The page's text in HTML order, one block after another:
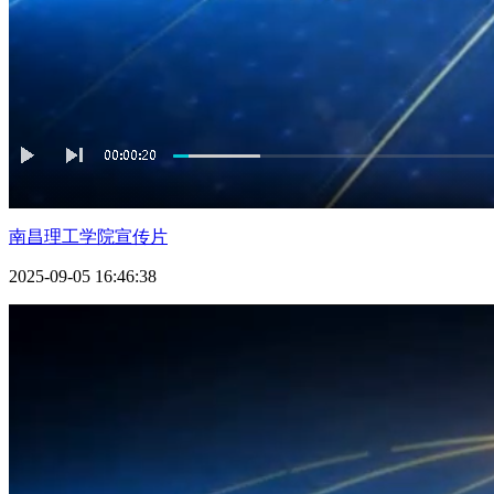
南昌理工学院宣传片
2025-09-05 16:46:38